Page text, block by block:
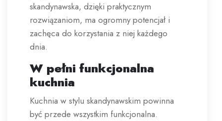
skandynawska, dzięki praktycznym
rozwiązaniom, ma ogromny potencjał i
zachęca do korzystania z niej każdego
dnia.
W pełni funkcjonalna
kuchnia
Kuchnia w stylu skandynawskim powinna
być przede wszystkim funkcjonalna.